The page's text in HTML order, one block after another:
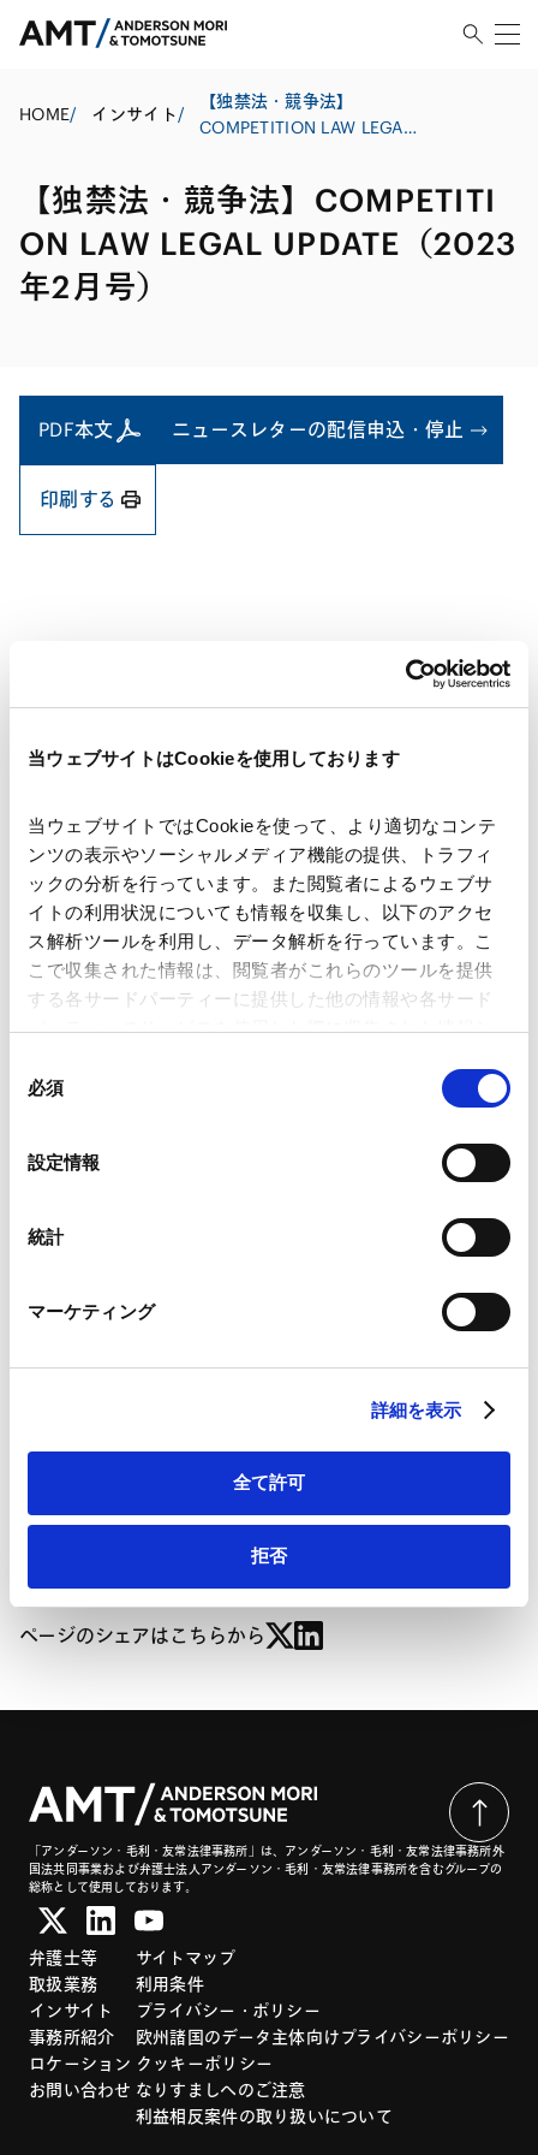
当ウェブサイトはCookieを使用しております
当ウェブサイトではCookieを使って、より適切なコンテ
ンツの表示やソーシャルメディア機能の提供、トラフィ
ックの分析を行っています。また閲覧者によるウェブサ
イトの利用状況についても情報を収集し、以下のアクセ
ス解析ツールを利用し、データ解析を行っています。こ
こで収集された情報は、閲覧者がこれらのツールを提供
する各サードパーティーに提供した他の情報や各サード
パーティーのサービスを使用した際に収集された情報と
ことがあります。
Google Analytics利用規約（
Marketo
外部サイト）
LinkedIn プライバシーポリシー（
HubSpot プライバシーポリシー（外部サイト）
必須
設定情報
統計
マーケティング
詳細を表示
全て許可
拒否
HOME/ インサイト/
【独禁法・競争法】
COMPETITION LAW LEGAL
【独禁法・競争法】COMPETITI
ON LAW LEGAL UPDATE（2023
年2月号）
PDF本文 ニュースレターの配信申込・停止
印刷する
関連弁護士等
中野 雄介
業務分野
独禁法・競争法
私的独占・不公正な取引方法等独禁法事件対応
産業分野 デジタル
LAW LEGAL UPDATE（2023年2月号）」が掲載されまし
Contents
調査の結果について」の公表
Ⅱ．競争者に対する取引妨害に関する被疑行為について確
約計画が認定された事例
Ⅲ．2022年8月以降に執筆した独占禁止法に関する主な論
Ⅳ．事務所News（受賞歴）
ページのシェアはこちらから
「アンダーソン・毛利・友常法律事務所」は、アンダーソン・毛利・友常法律事務所外
国法共同事業および弁護士法人アンダーソン・毛利・友常法律事務所を含むグループの
総称として使用しております。
弁護士等
取扱業務
インサイト
事務所紹介
ロケーション
お問い合わせ
サイトマップ
利用条件
プライバシー・ポリシー
欧州諸国のデータ主体向けプライバシーポリシー
クッキーポリシー
なりすましへのご注意
利益相反案件の取り扱いについて